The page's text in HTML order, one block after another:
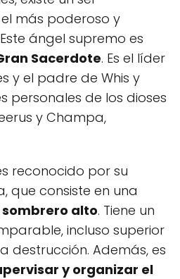
más poderoso y
ángel supremo es
Sacerdote. Es el líder
y el padre de Whis y
personales de los dioses
y Champa,
reconocido por su
que consiste en una
sombrero alto. Tiene un
incluso superior
destrucción. Además, es
y organizar el